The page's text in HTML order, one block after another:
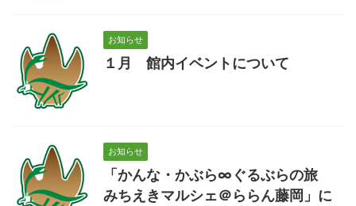
お知らせ
１月 館内イベントについて
お知らせ
「かんな・かぶら∞ぐるぶらの旅
みちえきマルシェ＠ららん藤岡」に